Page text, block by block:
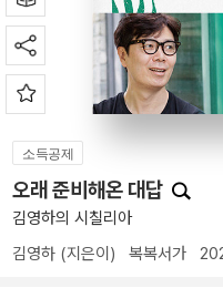
소득공제
오래 준비해온 대답
김영하의 시칠리아
김영하 (지은이) 복복서가